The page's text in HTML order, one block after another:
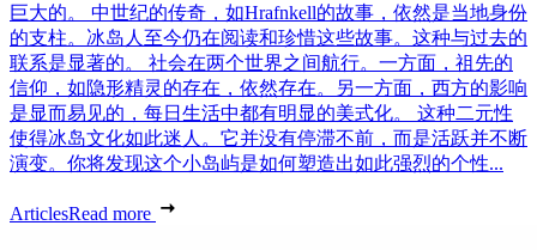
巨大的。 中世纪的传奇，如Hrafnkell的故事，依然是当地身份
的支柱。冰岛人至今仍在阅读和珍惜这些故事。这种与过去的
联系是显著的。 社会在两个世界之间航行。一方面，祖先的
信仰，如隐形精灵的存在，依然存在。另一方面，西方的影响
是显而易见的，每日生活中都有明显的美式化。 这种二元性
使得冰岛文化如此迷人。它并没有停滞不前，而是活跃并不断
演变。你将发现这个小岛屿是如何塑造出如此强烈的个性...
ArticlesRead more